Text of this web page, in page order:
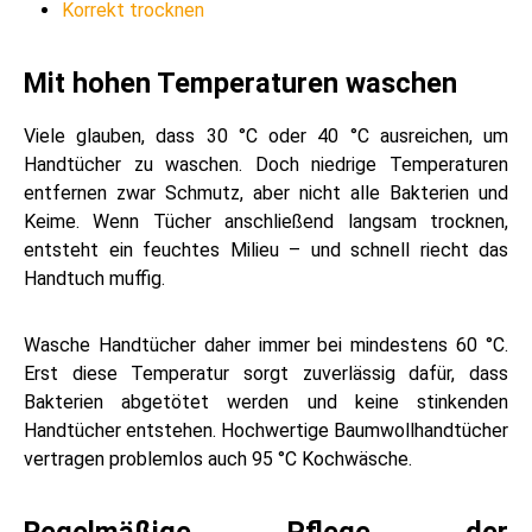
Korrekt trocknen
Mit hohen Temperaturen waschen
Viele glauben, dass 30 °C oder 40 °C ausreichen, um
Handtücher zu waschen. Doch niedrige Temperaturen
entfernen zwar Schmutz, aber nicht alle Bakterien und
Keime. Wenn Tücher anschließend langsam trocknen,
entsteht ein feuchtes Milieu – und schnell riecht das
Handtuch muffig.
Wasche Handtücher daher immer bei mindestens 60 °C.
Erst diese Temperatur sorgt zuverlässig dafür, dass
Bakterien abgetötet werden und keine stinkenden
Handtücher entstehen. Hochwertige Baumwollhandtücher
vertragen problemlos auch 95 °C Kochwäsche.